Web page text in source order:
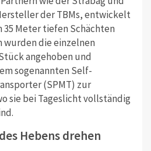
der TBMs, entwickelt
35 Meter tiefen Schächten
wurden die einzelnen
angehoben und
sogenannten Self-
(SPMT) zur
sie bei Tageslicht vollständig
Hebens drehen